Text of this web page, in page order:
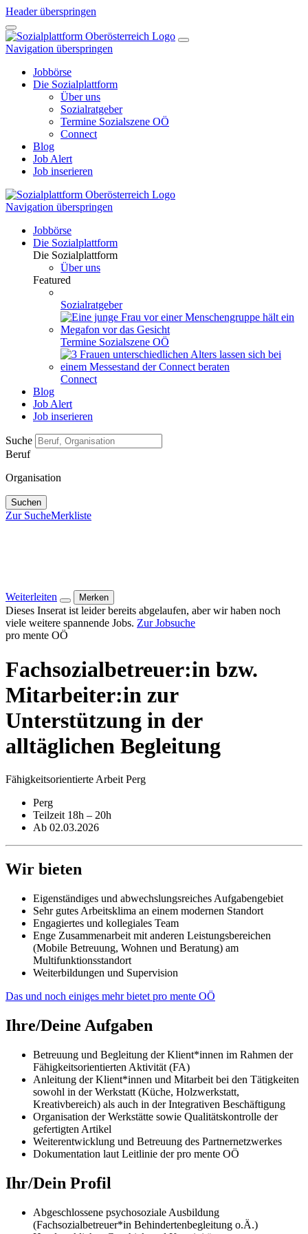
Header überspringen
Navigation überspringen
Jobbörse
Die Sozialplattform
Über uns
Sozialratgeber
Termine Sozialszene OÖ
Connect
Blog
Job Alert
Job inserieren
Navigation überspringen
Jobbörse
Die Sozialplattform
Die Sozialplattform
Über uns
Featured
Sozialratgeber
Termine Sozialszene OÖ
Connect
Blog
Job Alert
Job inserieren
Suche
Beruf
Organisation
Suchen
Zur SucheMerkliste
Weiterleiten Merken
Dieses Inserat ist leider bereits abgelaufen, aber wir haben noch
viele weitere spannende Jobs. Zur Jobsuche
pro mente OÖ
Fachsozial­betreuer:in bzw.
Mitarbeiter:in zur
Unterstützung in der
alltäglichen Begleitung
Fähigkeitsorientierte Arbeit Perg
Perg
Teilzeit 18h – 20h
Ab 02.03.2026
Wir bieten
Eigenständiges und abwechslungsreiches Aufgabengebiet
Sehr gutes Arbeitsklima an einem modernen Standort
Engagiertes und kollegiales Team
Enge Zusammenarbeit mit anderen Leistungsbereichen
(Mobile Betreuung, Wohnen und Beratung) am
Multifunktionsstandort
Weiterbildungen und Supervision
Das und noch einiges mehr bietet pro mente OÖ
Ihre/Deine Aufgaben
Betreuung und Begleitung der Klient*innen im Rahmen der
Fähigkeitsorientierten Aktivität (FA)
Anleitung der Klient*innen und Mitarbeit bei den Tätigkeiten
sowohl in der Werkstatt (Küche, Holzwerkstatt,
Kreativbereich) als auch in der Integrativen Beschäftigung
Organisation der Werkstätte sowie Qualitätskontrolle der
gefertigten Artikel
Weiterentwicklung und Betreuung des Partnernetzwerkes
Dokumentation laut Leitlinie der pro mente OÖ
Ihr/Dein Profil
Abgeschlossene psychosoziale Ausbildung
(Fachsozialbetreuer*in Behindertenbegleitung o.Ä.)